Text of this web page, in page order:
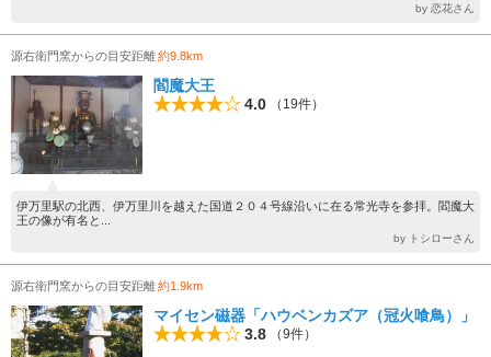
by 恋花さん
源右衛門窯からの目安距離約9.8km
閻魔大王
4.0
（19件）
伊万里駅の北西、伊万里川を越えた国道２０４号線沿いに在る常光寺を参拝。閻魔大
王の像が有名と...
by トシローさん
源右衛門窯からの目安距離約1.9km
マイセン磁器「ハウベンカズア（冠火喰鳥）」
3.8
（9件）